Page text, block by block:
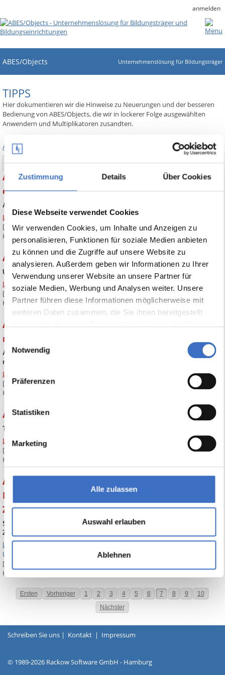
Zustimmung Details Über Cookies
Diese Webseite verwendet Cookies
Wir verwenden Cookies, um Inhalte und Anzeigen zu
personalisieren, Funktionen für soziale Medien anbieten
zu können und die Zugriffe auf unsere Website zu
analysieren. Außerdem geben wir Informationen zu Ihrer
Verwendung unserer Website an unsere Partner für
soziale Medien, Werbung und Analysen weiter. Unsere
Partner führen diese Informationen möglicherweise mit
weiteren Daten zusammen, die Sie ihnen bereitgestellt
Einwilligungsauswahl
Notwendig
Präferenzen
Statistiken
Marketing
Alle zulassen
Auswahl erlauben
Ablehnen
anmelden
ABES/Objects Unternehmenslösung für Bildungsträger
TIPPS
Hier dokumentieren wir die Hinweise zu Neuerungen und der besseren
Bedienung von ABES/Objects, die wir in lockerer Folge ausgewählten
Anwendern und Multiplikatoren zusandten.
Alle Tipps anzeigen
Search
ABES-Tipp Nr. 18 Anzeigebedingungen für
einzelne Elemente einer Registerkarte
Anzeigebedingungen für einzelne Elemente einer Registerkarte
Link zum Handbuch
[Ein Klick auf die Überschrift oben zeigt den entsprechenden
Handbuchauszug]
ABES-Tipp Nr. 17 Umgang mit E-Mail-Vorlagen
Umgang mit E-Mail-Vorlagen
Link zum Handbuch
[Ein Klick auf die Überschrift oben zeigt den entsprechenden
Handbuchauszug]
ABES-Tipp Nr. 16 Geocoding und Verwalten
mehrerer Adressen
Automatisches Ergänzen von Adressen: Geocoding und Verwalten
mehrerer Adressen
Link zum Handbuch
[Ein Klick auf die Überschrift oben zeigt den entsprechenden
Handbuchauszug]
ABES-Tipp Nr. 15 Teilnehmerauskunft des BAMF
Teilnehmerauskunft des BAMF
Link zum Handbuch
[Ein Klick auf die Überschrift oben zeigt den entsprechenden
Handbuchauszug]
ABES-Tipp Nr. 14 Sortieren und Filtern der
Fehlzeitenübersicht und Verschieben von
Zielvereinbarungen
Sortieren und Filtern der Fehlzeitenübersicht und Verschieben von
Zielvereinbarungen
Link1 zum Handbuch
Link2 zum Handbuch
[Ein Klick auf die Überschrift oben zeigt die entsprechenden
Handbuchauszüge]
Ersten Vorheriger 1 2 3 4 5 6 7 8 9
10
Nächster
Schreiben Sie uns | Kontakt | Impressum
© 1989-2026 Rackow Software GmbH - Hamburg